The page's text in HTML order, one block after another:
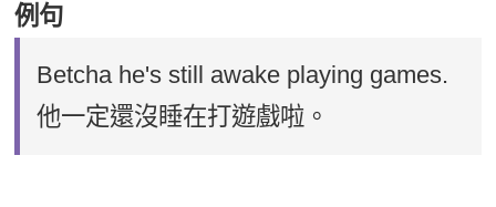
例句
Betcha he's still awake playing games.
他一定還沒睡在打遊戲啦。